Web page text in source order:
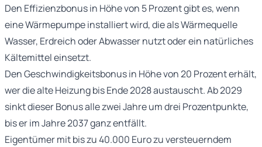
Den Effizienzbonus in Höhe von 5 Prozent gibt es, wenn
eine Wärmepumpe installiert wird, die als Wärmequelle
Wasser, Erdreich oder Abwasser nutzt oder ein natürliches
Kältemittel einsetzt.
Den Geschwindigkeitsbonus in Höhe von 20 Prozent erhält,
wer die alte Heizung bis Ende 2028 austauscht. Ab 2029
sinkt dieser Bonus alle zwei Jahre um drei Prozentpunkte,
bis er im Jahre 2037 ganz entfällt.
Eigentümer mit bis zu 40.000 Euro zu versteuerndem